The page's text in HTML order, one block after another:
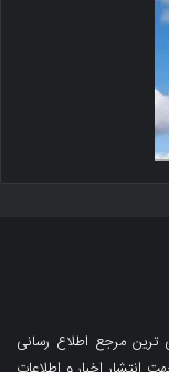
ترین مرجع اطلاع رسانی